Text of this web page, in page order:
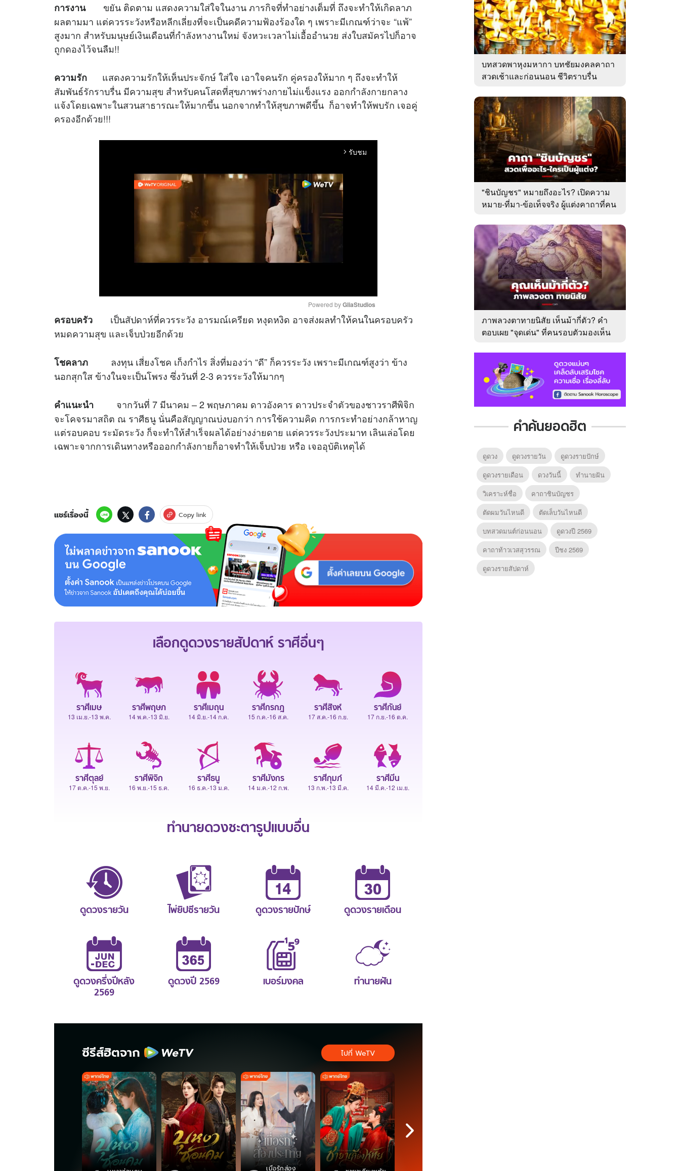
การงาน
ขยัน ติดตาม แสดงความใส่ใจในงาน ภารกิจที่ทำอย่างเต็มที่ ถึงจะทำให้เกิดลาภ
ผลตามมา แต่ควรระวังหรือหลีกเลี่ยงที่จะเป็นคดีความฟ้องร้องใด ๆ เพราะมีเกณฑ์ว่าจะ “แพ้”
สูงมาก สำหรับมนุษย์เงินเดือนที่กำลังหางานใหม่ จังหวะเวลาไม่เอื้ออำนวย ส่งใบสมัครไปก็อาจ
ถูกดองไว้จนลืม!!
ความรัก
แสดงความรักให้เห็นประจักษ์ ใส่ใจ เอาใจคนรัก คู่ครองให้มาก ๆ ถึงจะทำให้
สัมพันธ์รักราบรื่น มีความสุข สำหรับคนโสดที่สุขภาพร่างกายไม่แข็งแรง ออกกำลังกายกลาง
แจ้งโดยเฉพาะในสวนสาธารณะให้มากขึ้น นอกจากทำให้สุขภาพดีขึ้น ก็อาจทำให้พบรัก เจอคู่
ครองอีกด้วย!!!
arrow_forward_ios รับชม
t
Powered by GliaStudios
ครอบครัว
เป็นสัปดาห์ที่ควรระวัง อารมณ์เครียด หงุดหงิด อาจส่งผลทำให้คนในครอบครัว
หมดความสุข และเจ็บป่วยอีกด้วย
โชคลาภ
ลงทุน เสี่ยงโชค เก็งกำไร สิ่งที่มองว่า “ดี” ก็ควรระวัง เพราะมีเกณฑ์สูงว่า ข้าง
นอกสุกใส ข้างในจะเป็นโพรง ซึ่งวันที่ 2-3 ควรระวังให้มากๆ
คำแนะนำ
จากวันที่ 7 มีนาคม – 2 พฤษภาคม ดาวอังคาร ดาวประจำตัวของชาวราศีพิจิก
จะโคจรมาสถิต ณ ราศีธนู นั่นคือสัญญาณบ่งบอกว่า การใช้ความคิด การกระทำอย่างกล้าหาญ
แต่รอบคอบ ระมัดระวัง ก็จะทำให้สำเร็จผลได้อย่างง่ายดาย แต่ควรระวังประมาท เลินเล่อโดย
เฉพาะจากการเดินทางหรือออกกำลังกายก็อาจทำให้เจ็บป่วย หรือ เจออุบัติเหตุได้
แชร์เรื่องนี้ Copy link
เลือกดูดวงรายสัปดาห์ราศีอื่นๆ
ราศีเมษ
13 เม.ย.-13 พ.ค.
ราศีพฤษภ
14 พ.ค.-13 มิ.ย.
ราศีเมถุน
14 มิ.ย.-14 ก.ค.
ราศีกรกฎ
15 ก.ค.-16 ส.ค.
ราศีสิงห์
17 ส.ค.-16 ก.ย.
ราศีกันย์
17 ก.ย.-16 ต.ค.
ราศีตุลย์
17 ต.ค.-15 พ.ย.
ราศีพิจิก
16 พ.ย.-15 ธ.ค.
ราศีธนู
16 ธ.ค.-13 ม.ค.
ราศีมังกร
14 ม.ค.-12 ก.พ.
ราศีกุมภ์
13 ก.พ.-13 มี.ค.
ราศีมีน
14 มี.ค.-12 เม.ย.
ทำนายดวงชะตารูปแบบอื่น
ดูดวงรายวัน ไพ่ยิปซีรายวัน ดูดวงรายปักษ์ ดูดวงรายเดือน
ดูดวงครึ่งปีหลัง
2569
ดูดวงปี 2569 เบอร์มงคล ทำนายฝัน
ซีรีส์ฮิตจาก
เมื่อรักส่อง
ไปที่ WeTV
บทสวดพาหุงมหากา บทชัยมงคลคาถา
สวดเช้าและก่อนนอน ชีวิตราบรื่น
"ชินบัญชร" หมายถึงอะไร? เปิดความ
หมาย-ที่มา-ข้อเท็จจริง ผู้แต่งคาถาที่คน
ภาพลวงตาทายนิสัย เห็นม้ากี่ตัว? คำ
ตอบเผย "จุดเด่น" ที่คนรอบตัวมองเห็น
คำค้นยอดฮิต
ดูดวง ดูดวงรายวัน
ดูดวงรายปักษ์
ดูดวงรายเดือน
ดวงวันนี้
ทํานายฝัน
วิเคราะห์ชื่อ
คาถาชินบัญชร
ตัดผมวันไหนดี
ตัดเล็บวันไหนดี
บทสวดมนต์ก่อนนอน
ดูดวงปี 2569
คาถาท้าวเวสสุวรรณ
ปีชง 2569
ดูดวงรายสัปดาห์